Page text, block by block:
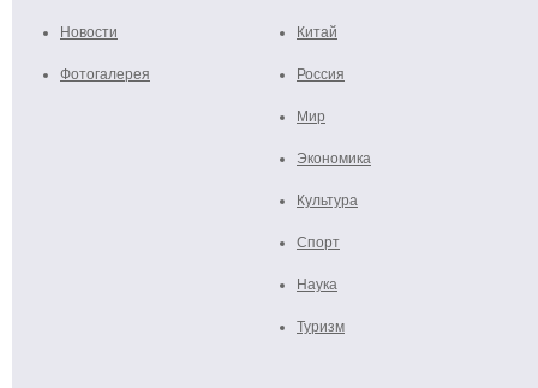
Новости
Фотогалерея
Китай
Россия
Мир
Экономика
Культура
Спорт
Наука
Туризм